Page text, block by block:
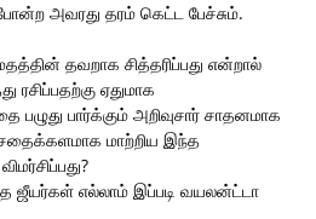
அவரது தரம் கெட்ட பேச்சும்.
தவறாக சித்தரிப்பது என்றால்
ரசிப்பதற்கு ஏதுமாக
பார்க்கும் அறிவுசார் சாதனமாக
மாற்றிய இந்த
ஜீயர்கள் எல்லாம் இப்படி வயலன்ட்டா